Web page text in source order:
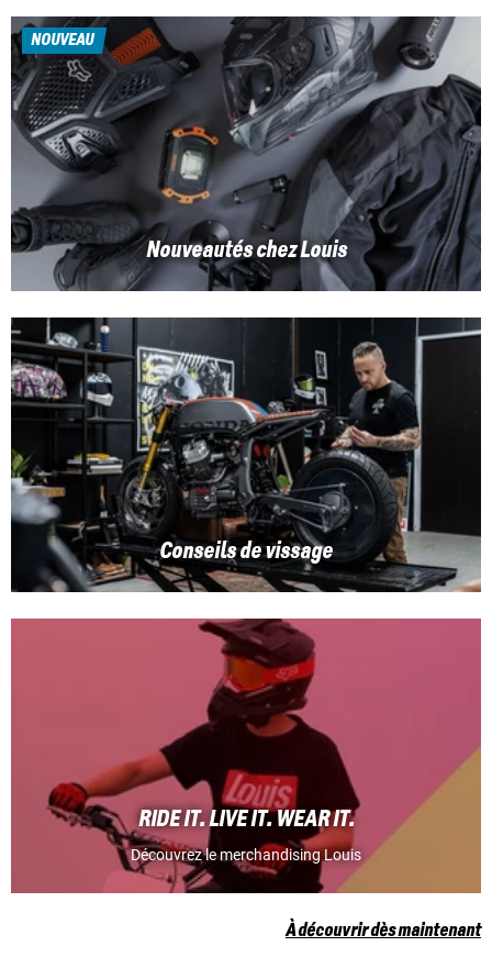
NOUVEAU
Nouveautés chez Louis
Conseils de vissage
RIDE IT. LIVE IT. WEAR IT.
Découvrez le merchandising Louis
À découvrir dès maintenant